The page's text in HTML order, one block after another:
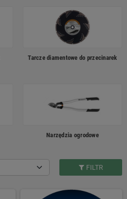
Tarcze diamentowe do przecinarek
Narzędzia ogrodowe
FILTR